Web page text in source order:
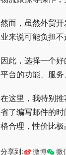
然而，虽然外贸
业来说可能负担
因此，选择一个
平台的功能、服务
在这里，我特别
省了编写邮件的
格合理，性价比极
分享到: 微博 微